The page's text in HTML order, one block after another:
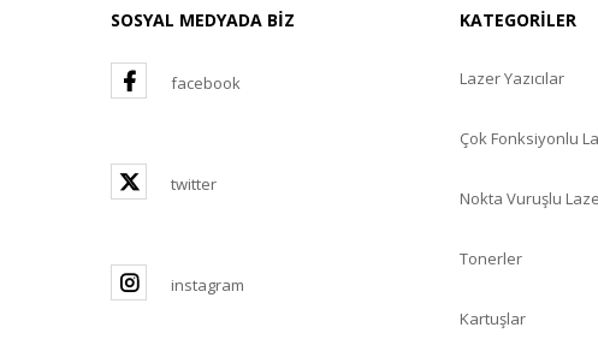
SOSYAL MEDYADA BİZ
facebook
twitter
instagram
KATEGORİLER
Lazer Yazıcılar
Çok Fonksiyonlu
Nokta Vuruşlu
Tonerler
Kartuşlar